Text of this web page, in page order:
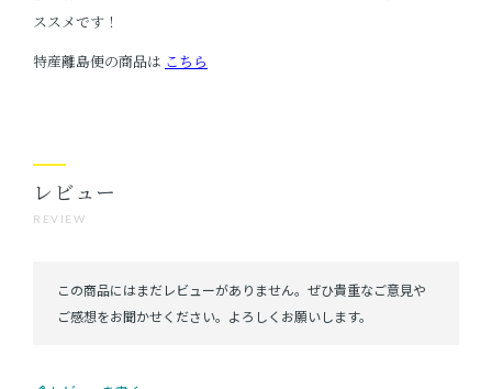
ススメです！
特産離島便の商品は こちら
REVIEW
レビュー